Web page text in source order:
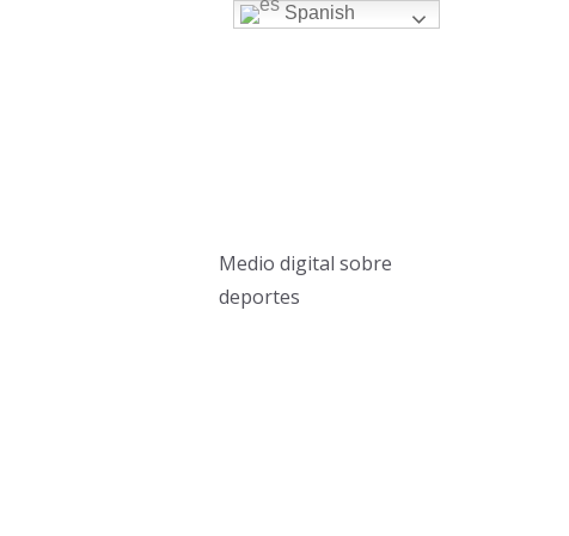
Medio digital sobre
deportes
Spanish